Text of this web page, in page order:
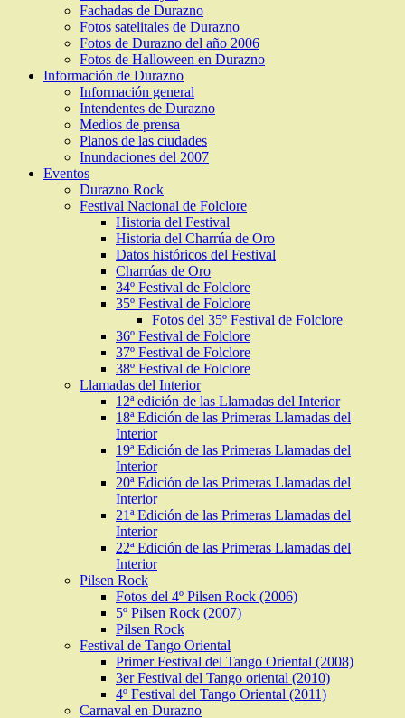
Fachadas de Durazno
Fotos satelitales de Durazno
Fotos de Durazno del año 2006
Fotos de Halloween en Durazno
Información de Durazno
Información general
Intendentes de Durazno
Medios de prensa
Planos de las ciudades
Inundaciones del 2007
Eventos
Durazno Rock
Festival Nacional de Folclore
Historia del Festival
Historia del Charrúa de Oro
Datos históricos del Festival
Charrúas de Oro
34º Festival de Folclore
35º Festival de Folclore
Fotos del 35º Festival de Folclore
36º Festival de Folclore
37º Festival de Folclore
38º Festival de Folclore
Llamadas del Interior
12ª edición de las Llamadas del Interior
18ª Edición de las Primeras Llamadas del
Interior
19ª Edición de las Primeras Llamadas del
Interior
20ª Edición de las Primeras Llamadas del
Interior
21ª Edición de las Primeras Llamadas del
Interior
22ª Edición de las Primeras Llamadas del
Interior
Pilsen Rock
Fotos del 4º Pilsen Rock (2006)
5º Pilsen Rock (2007)
Pilsen Rock
Festival de Tango Oriental
Primer Festival del Tango Oriental (2008)
3er Festival del Tango oriental (2010)
4º Festival del Tango Oriental (2011)
Carnaval en Durazno